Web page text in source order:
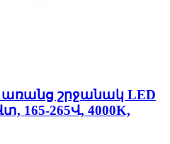
շրջանակ LED
165-265Վ, 4000K,